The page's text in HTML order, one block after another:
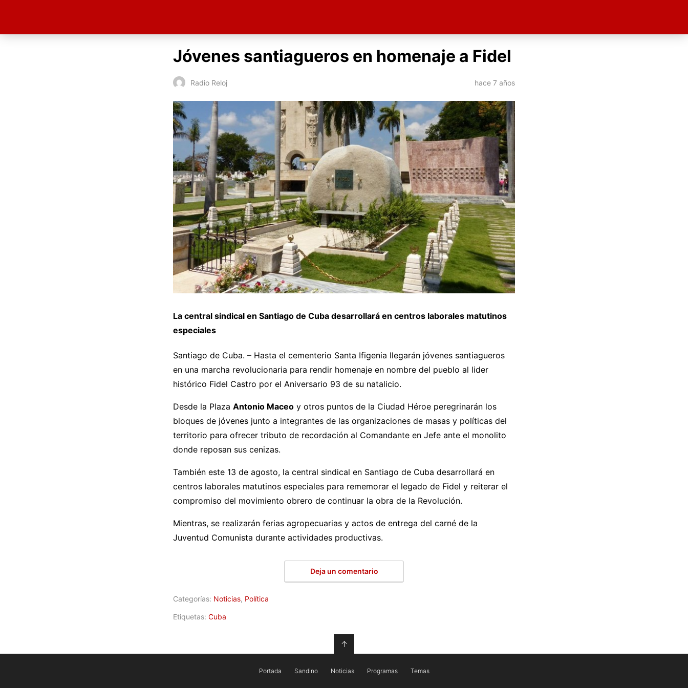
Jóvenes santiagueros en homenaje a Fidel
Radio Reloj hace 7 años
La central sindical en Santiago de Cuba desarrollará en centros laborales matutinos
especiales
Santiago de Cuba. – Hasta el cementerio Santa Ifigenia llegarán jóvenes santiagueros
en una marcha revolucionaria para rendir homenaje en nombre del pueblo al lider
histórico Fidel Castro por el Aniversario 93 de su natalicio.
Desde la Plaza Antonio Maceo y otros puntos de la Ciudad Héroe peregrinarán los
bloques de jóvenes junto a integrantes de las organizaciones de masas y políticas del
territorio para ofrecer tributo de recordación al Comandante en Jefe ante el monolito
donde reposan sus cenizas.
También este 13 de agosto, la central sindical en Santiago de Cuba desarrollará en
centros laborales matutinos especiales para rememorar el legado de Fidel y reiterar el
compromiso del movimiento obrero de continuar la obra de la Revolución.
Mientras, se realizarán ferias agropecuarias y actos de entrega del carné de la
Juventud Comunista durante actividades productivas.
Deja un comentario
Categorías: Noticias, Política
Etiquetas: Cuba
↑
Portada Sandino Noticias Programas Temas